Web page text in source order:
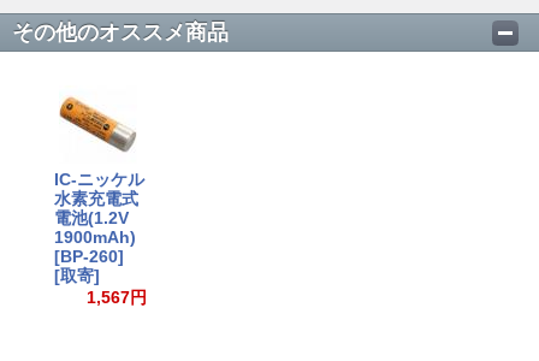
その他のオススメ商品
IC-ニッケル
水素充電式
電池(1.2V
1900mAh)
[BP-260]
[取寄]
1,567円